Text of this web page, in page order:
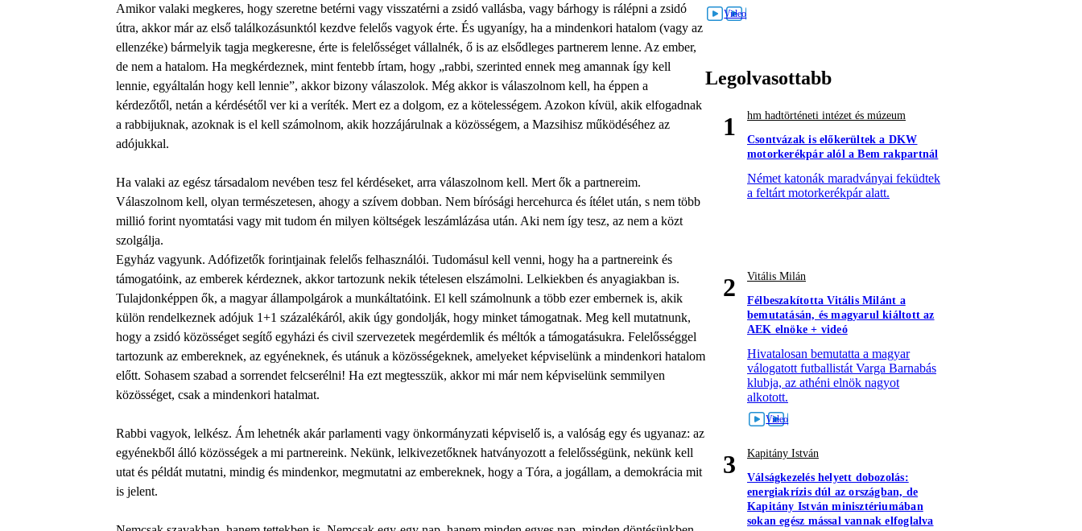
Amikor valaki megkeres, hogy szeretne betérni vagy visszatérni a zsidó vallásba, vagy bárhogy is rálépni a zsidó
útra, akkor már az első találkozásunktól kezdve felelős vagyok érte. És ugyanígy, ha a mindenkori hatalom (vagy az
ellenzéke) bármelyik tagja megkeresne, érte is felelősséget vállalnék, ő is az elsődleges partnerem lenne. Az ember,
de nem a hatalom. Ha megkérdeznek, mint fentebb írtam, hogy „rabbi, szerinted ennek meg amannak így kell
lennie, egyáltalán hogy kell lennie”, akkor bizony válaszolok. Még akkor is válaszolnom kell, ha éppen a
kérdezőtől, netán a kérdésétől ver ki a veríték. Mert ez a dolgom, ez a kötelességem. Azokon kívül, akik elfogadnak
a rabbijuknak, azoknak is el kell számolnom, akik hozzájárulnak a közösségem, a Mazsihisz működéséhez az
adójukkal.
Ha valaki az egész társadalom nevében tesz fel kérdéseket, arra válaszolnom kell. Mert ők a partnereim.
Válaszolnom kell, olyan természetesen, ahogy a szívem dobban. Nem bírósági hercehurca és ítélet után, s nem több
millió forint nyomtatási vagy mit tudom én milyen költségek leszámlázása után. Aki nem így tesz, az nem a közt
szolgálja.
Egyház vagyunk. Adófizetők forintjainak felelős felhasználói. Tudomásul kell venni, hogy ha a partnereink és
támogatóink, az emberek kérdeznek, akkor tartozunk nekik tételesen elszámolni. Lelkiekben és anyagiakban is.
Tulajdonképpen ők, a magyar állampolgárok a munkáltatóink. El kell számolnunk a több ezer embernek is, akik
külön rendelkeznek adójuk 1+1 százalékáról, akik úgy gondolják, hogy minket támogatnak. Meg kell mutatnunk,
hogy a zsidó közösséget segítő egyházi és civil szervezetek megérdemlik és méltók a támogatásukra. Felelősséggel
tartozunk az embereknek, az egyéneknek, és utánuk a közösségeknek, amelyeket képviselünk a mindenkori hatalom
előtt. Sohasem szabad a sorrendet felcserélni! Ha ezt megtesszük, akkor mi már nem képviselünk semmilyen
közösséget, csak a mindenkori hatalmat.
Rabbi vagyok, lelkész. Ám lehetnék akár parlamenti vagy önkormányzati képviselő is, a valóság egy és ugyanaz: az
egyénekből álló közösségek a mi partnereink. Nekünk, lelkivezetőknek hatványozott a felelősségünk, nekünk kell
utat és példát mutatni, mindig és mindenkor, megmutatni az embereknek, hogy a Tóra, a jogállam, a demokrácia mit
is jelent.
Legolvasottabb
1
hm hadtörténeti intézet és múzeum
Csontvázak is előkerültek a DKW
motorkerékpár alól a Bem rakpartnál
Német katonák maradványai feküdtek
a feltárt motorkerékpár alatt.
2
Vitális Milán
Félbeszakította Vitális Milánt a
bemutatásán, és magyarul kiáltott az
AEK elnöke + videó
Hivatalosan bemutatta a magyar
válogatott futballistát Varga Barnabás
klubja, az athéni elnök nagyot
alkotott.
3
Kapitány István
Válságkezelés helyett dobozolás:
energiakrízis dúl az országban, de
Kapitány István minisztériumában
sokan egész mással vannak elfoglalva